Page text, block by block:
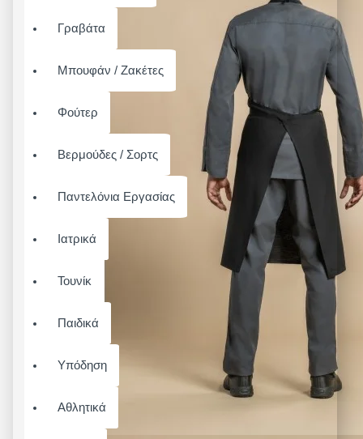
Γραβάτα
Μπουφάν / Ζακέτες
Φούτερ
Βερμούδες / Σορτς
Παντελόνια Εργασίας
Ιατρικά
Τουνίκ
Παιδικά
Υπόδηση
Αθλητικά